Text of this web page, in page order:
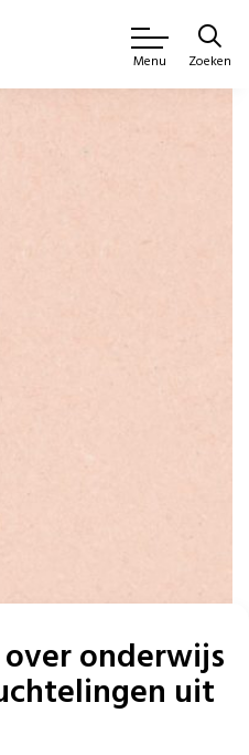
Menu Zoeken
onderwijs
uit